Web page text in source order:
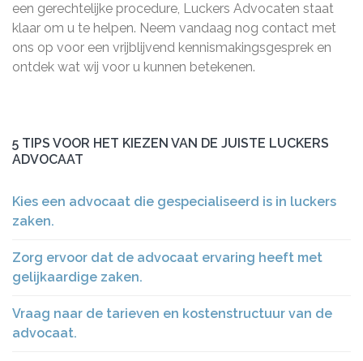
een gerechtelijke procedure, Luckers Advocaten staat
klaar om u te helpen. Neem vandaag nog contact met
ons op voor een vrijblijvend kennismakingsgesprek en
ontdek wat wij voor u kunnen betekenen.
5 TIPS VOOR HET KIEZEN VAN DE JUISTE LUCKERS
ADVOCAAT
Kies een advocaat die gespecialiseerd is in luckers
zaken.
Zorg ervoor dat de advocaat ervaring heeft met
gelijkaardige zaken.
Vraag naar de tarieven en kostenstructuur van de
advocaat.